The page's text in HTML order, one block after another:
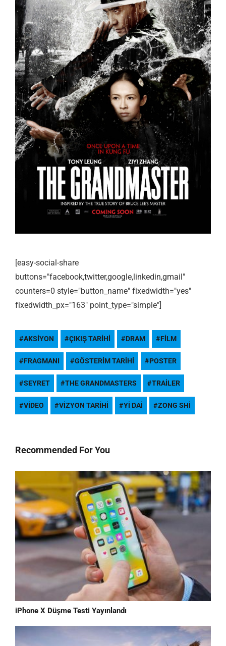
[easy-social-share
buttons="facebook,twitter,google,linkedin,gmail"
counters=0 style="button_name" fixedwidth="yes"
fixedwidth_px="163" point_type="simple"]
AKSIYON ÇIKIŞ TARIHI DRAM FILM
FRAGMANI GÖSTERIM TARIHI POSTER
SEYRET THE GRANDMASTERS TRAILER
VIDEO VIZYON TARIHI YI DAI ZONG SHI
Recommended For You
iPhone X Düşme Testi Yayınlandı